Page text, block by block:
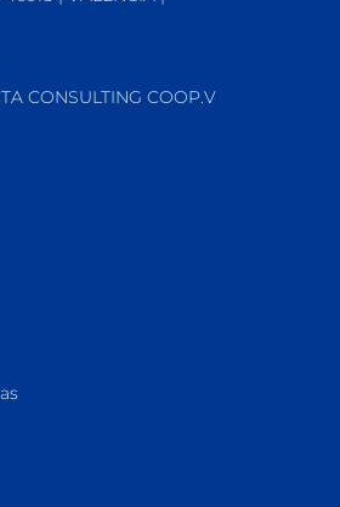
CONSULTING COOP.V